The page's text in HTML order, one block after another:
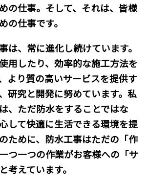
の仕事。そして、それは、皆様
の仕事です。
は、常に進化し続けています。
用したり、効率的な施工方法を
より質の高いサービスを提供す
研究と開発に努めています。私
、ただ防水をすることではな
して快適に生活できる環境を提
ために、防水工事はただの「作
つ一つの作業がお客様への「サ
考えています。